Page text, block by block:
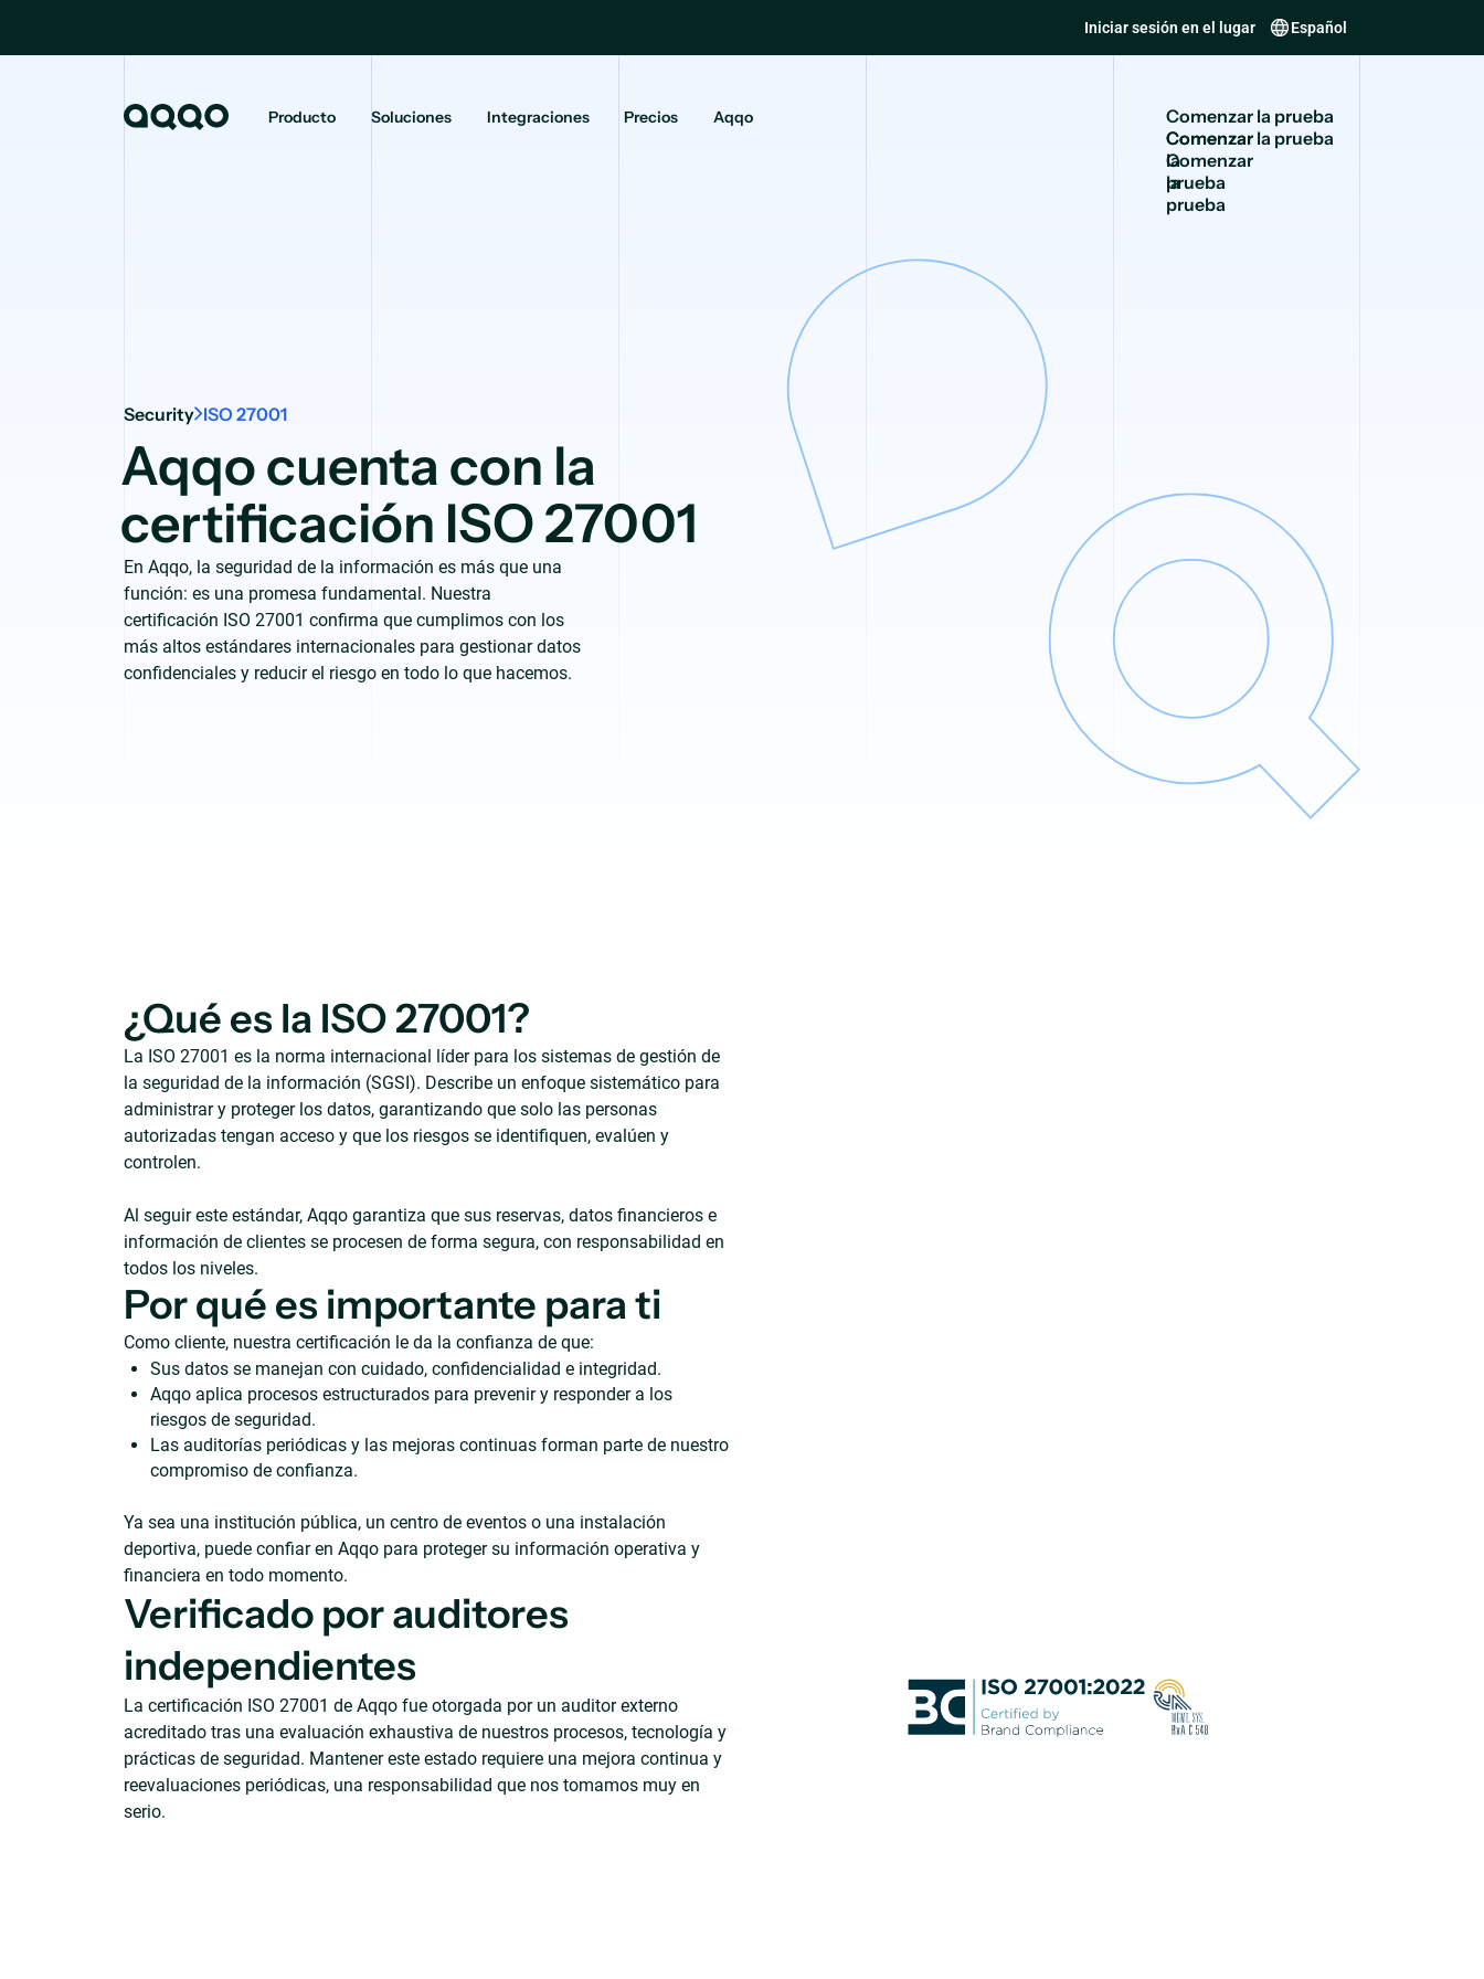
Iniciar sesión en el lugar Español
Producto Soluciones Integraciones Precios Aqqo Comenzarla prueba
Comenzar
la
prueba
Security ISO 27001
Aqqo cuenta con la
certificación ISO 27001
En Aqqo, la seguridad de la información es más que una
función: es una promesa fundamental. Nuestra
certificación ISO 27001 confirma que cumplimos con los
más altos estándares internacionales para gestionar datos
confidenciales y reducir el riesgo en todo lo que hacemos.
¿Qué es la ISO 27001?
La ISO 27001 es la norma internacional líder para los sistemas de gestión de
la seguridad de la información (SGSI). Describe un enfoque sistemático para
administrar y proteger los datos, garantizando que solo las personas
autorizadas tengan acceso y que los riesgos se identifiquen, evalúen y
controlen.
Al seguir este estándar, Aqqo garantiza que sus reservas, datos financieros e
información de clientes se procesen de forma segura, con responsabilidad en
todos los niveles.
Por qué es importante para ti
Como cliente, nuestra certificación le da la confianza de que:
Sus datos se manejan con cuidado, confidencialidad e integridad.
Aqqo aplica procesos estructurados para prevenir y responder a los
riesgos de seguridad.
Las auditorías periódicas y las mejoras continuas forman parte de nuestro
compromiso de confianza.
Ya sea una institución pública, un centro de eventos o una instalación
deportiva, puede confiar en Aqqo para proteger su información operativa y
financiera en todo momento.
Verificado por auditores
independientes
La certificación ISO 27001 de Aqqo fue otorgada por un auditor externo
acreditado tras una evaluación exhaustiva de nuestros procesos, tecnología y
prácticas de seguridad. Mantener este estado requiere una mejora continua y
reevaluaciones periódicas, una responsabilidad que nos tomamos muy en
serio.